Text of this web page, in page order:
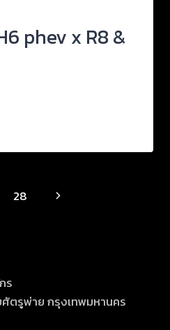
phev x R8 &
28
ร
ตรูพ่าย กรุงเทพมหานคร